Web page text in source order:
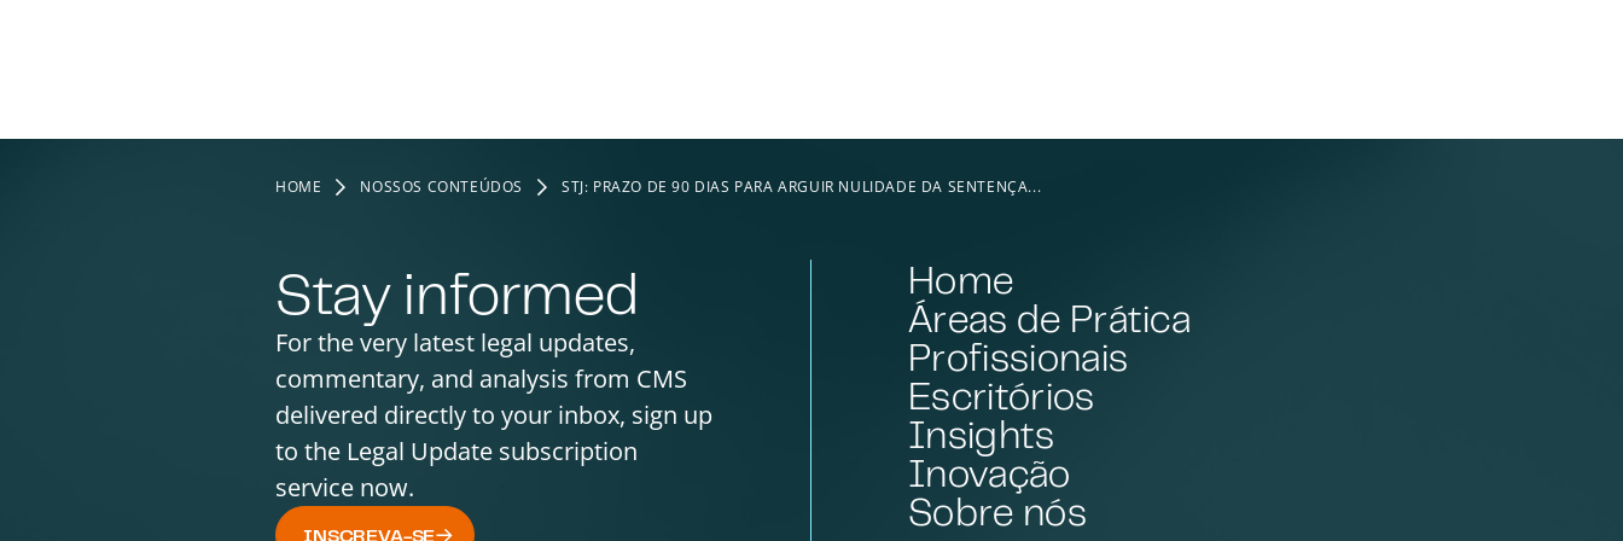
HOME NOSSOS CONTEÚDOS STJ: PRAZO DE 90 DIAS PARA ARGUIR NULIDADE DA SENTENÇA...
Stay informed
For the very latest legal updates,
commentary, and analysis from CMS
delivered directly to your inbox, sign up
to the Legal Update subscription
service now.
INSCREVA-SE
Home
Áreas de Prática
Profissionais
Escritórios
Insights
Inovação
Sobre nós